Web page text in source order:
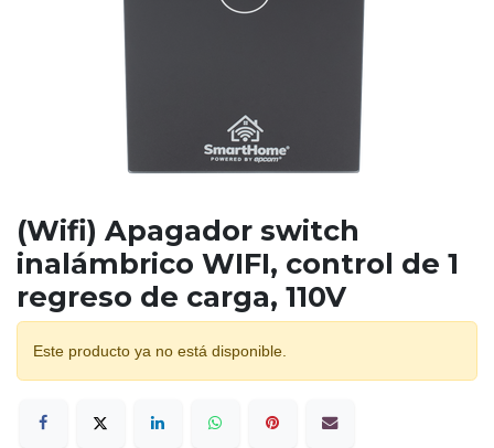
(Wifi) Apagador switch
inalámbrico WIFI, control de 1
regreso de carga, 110V
Este producto ya no está disponible.